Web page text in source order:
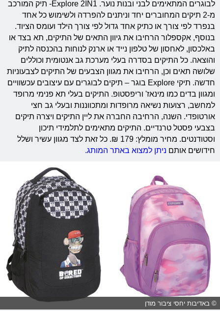
לבוגרים המתאימים לבני ובנות נוער. Explore 2IN1- תיק המורכב
מ-2 תיקים המחוברים יחד וניתנים להפרדה ולשימוש כל אחד
בנפרד לפי צורך או כתיק אחד גדול לפי צורך הילד ועומס הציוד.
בנוסף, אקספלור הרחיבו את גיוון התאים של התיקים, תא בצד או
באלכסון, לאחסון של טלפון נייד או ארנק לנוחות בהכנסה לתיק
והוצאה.כל התיקים בסדרה בעלי מערכת גב אנטומית וכוללים
שלושה תאים וכן, הרחיבו את מגוון הצבעים של התיקים לצבעוניות
חדשה. תיקי Explore בוגר – תיקים לבוגרים עם עיצובים עכשוויים
ומגוון בדים כמו מינאז' וריפסטופ. התיקים בעלי תא פנימי מרופד
למחשב, רצועות נשיאה מרופדות ומתכווננות ובעלי גב חצי
אורטופדי. השנה, הרחיבה החברה את ליין התיקים ויצרה תיקים
בצבעי פסטל טרנדיים. התיקים מתאימים לתלמידי תיכון
וסטודנטים. מחיר מומלץ: 179 ₪. כל זאת לצד מגוון עשיר ושלל
חידושים אותם ניתן למצוא באתר המותג.
© באדיבות יחסי ציבור מודן